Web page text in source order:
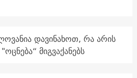
დავინახოთ, რა არის
მიგვაქანებს